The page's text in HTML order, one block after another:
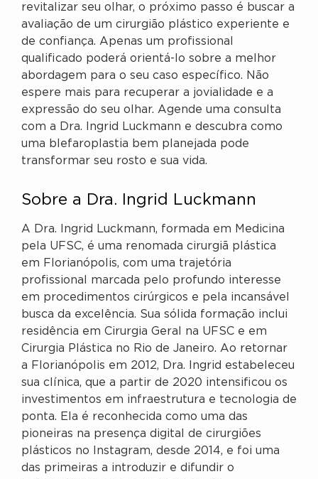
revitalizar seu olhar, o próximo passo é buscar a
avaliação de um cirurgião plástico experiente e
de confiança. Apenas um profissional
qualificado poderá orientá-lo sobre a melhor
abordagem para o seu caso específico. Não
espere mais para recuperar a jovialidade e a
expressão do seu olhar. Agende uma consulta
com a Dra. Ingrid Luckmann e descubra como
uma blefaroplastia bem planejada pode
transformar seu rosto e sua vida.
Sobre a Dra. Ingrid Luckmann
A Dra. Ingrid Luckmann, formada em Medicina
pela UFSC, é uma renomada cirurgiã plástica
em Florianópolis, com uma trajetória
profissional marcada pelo profundo interesse
em procedimentos cirúrgicos e pela incansável
busca da excelência. Sua sólida formação inclui
residência em Cirurgia Geral na UFSC e em
Cirurgia Plástica no Rio de Janeiro. Ao retornar
a Florianópolis em 2012, Dra. Ingrid estabeleceu
sua clínica, que a partir de 2020 intensificou os
investimentos em infraestrutura e tecnologia de
ponta. Ela é reconhecida como uma das
pioneiras na presença digital de cirurgiões
plásticos no Instagram, desde 2014, e foi uma
das primeiras a introduzir e difundir o